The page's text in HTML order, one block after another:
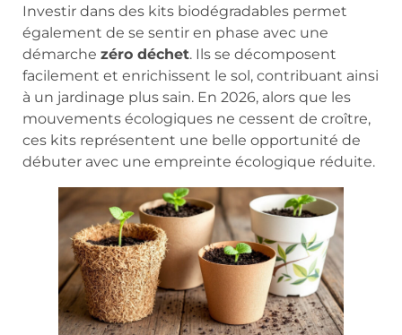
Investir dans des kits biodégradables permet
également de se sentir en phase avec une
démarche zéro déchet. Ils se décomposent
facilement et enrichissent le sol, contribuant ainsi
à un jardinage plus sain. En 2026, alors que les
mouvements écologiques ne cessent de croître,
ces kits représentent une belle opportunité de
débuter avec une empreinte écologique réduite.